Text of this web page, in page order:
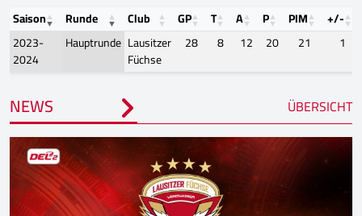
Saison Runde Club GP T A P PIM
+/-
2023-
2024
Hauptrunde Lausitzer
Füchse
28 8 12 20 21 1
NEWS ÜBERSICHT